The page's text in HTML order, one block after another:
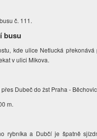
č. 111.
busu
kde ulice Netlucká
v ulici Mikova.
Dubeč do žst Praha -
m.
rybníka a Dubčí je špatně